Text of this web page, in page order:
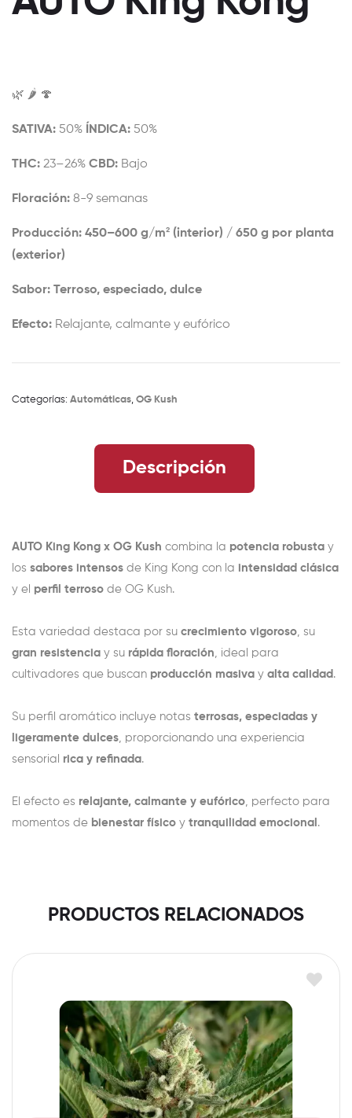
🌿 🌶️ 🍄
SATIVA: 50% ÍNDICA: 50%
THC: 23–26% CBD: Bajo
Floración: 8-9 semanas
Producción: 450–600 g/m² (interior) / 650 g por planta
(exterior)
Sabor: Terroso, especiado, dulce
Efecto: Relajante, calmante y eufórico
Categorías: Automáticas, OG Kush
Descripción
AUTO King Kong x OG Kush combina la potencia robusta y
los sabores intensos de King Kong con la
intensidad clásica
y el perfil terroso de OG Kush.
Esta variedad destaca por su crecimiento vigoroso , su
gran resistencia y su rápida floración , ideal para
cultivadores que buscan producción masiva y alta calidad .
Su perfil aromático incluye notas terrosas, especiadas y
ligeramente dulces , proporcionando una experiencia
sensorial rica y refinada.
El efecto es relajante, calmante y eufórico , perfecto para
momentos de bienestar físico y tranquilidad emocional .
PRODUCTOS RELACIONADOS